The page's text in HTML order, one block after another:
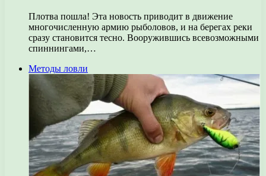
Плотва пошла! Эта новость приводит в движение
многочисленную армию рыболовов, и на берегах реки
сразу становится тесно. Вооружившись всевозможными
спиннингами,…
Методы ловли